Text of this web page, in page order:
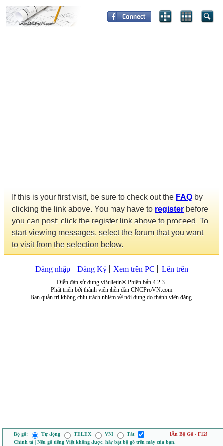
If this is your first visit, be sure to check out the FAQ by
clicking the link above. You may have to register before
you can post: click the register link above to proceed. To
start viewing messages, select the forum that you want
to visit from the selection below.
Đăng nhập Đăng Ký Xem trên PC Lên trên
Diễn đàn sử dụng vBulletin® Phiên bản 4.2.3.
Phát triển bởi thành viên diễn đàn CNCProVN.com
Ban quản trị không chịu trách nhiệm về nội dung do thành viên đăng.
Bộ gõ: Tự động TELEX VNI Tắt
[Ẩn Bộ Gõ - F12]
Chính tả | Nếu gõ tiếng Việt không được, hãy bật bộ gõ trên máy của bạn.